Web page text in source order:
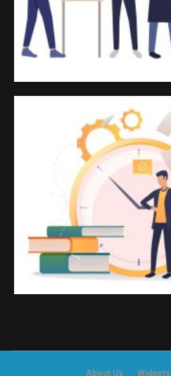
About Us Widgets